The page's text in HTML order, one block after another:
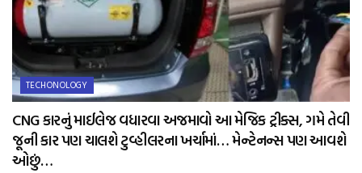
TECHONOLOGY
CNG કારનું માઈલેજ વધારવા અજમાવો આ મેજિક ટ્રીક્સ, ગમે તેવી
જૂની કાર પણ ચાલશે ટુવ્હીલરના ખર્ચામાં… મેન્ટેનન્સ પણ આવશે
ઓછું…